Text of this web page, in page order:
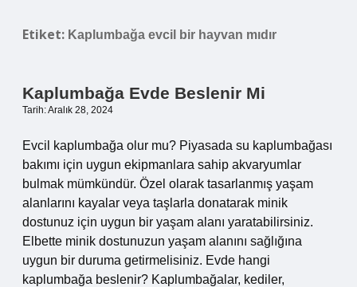
Etiket: Kaplumbağa evcil bir hayvan mıdır
Kaplumbağa Evde Beslenir Mi
Tarih: Aralık 28, 2024
Evcil kaplumbağa olur mu? Piyasada su kaplumbağası
bakımı için uygun ekipmanlara sahip akvaryumlar
bulmak mümkündür. Özel olarak tasarlanmış yaşam
alanlarını kayalar veya taşlarla donatarak minik
dostunuz için uygun bir yaşam alanı yaratabilirsiniz.
Elbette minik dostunuzun yaşam alanını sağlığına
uygun bir duruma getirmelisiniz. Evde hangi
kaplumbağa beslenir? Kaplumbağalar, kediler,